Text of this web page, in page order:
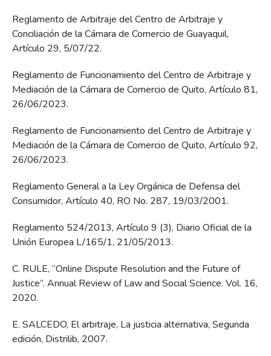
Reglamento de Arbitraje del Centro de Arbitraje y
Conciliación de la Cámara de Comercio de Guayaquil,
Artículo 29, 5/07/22.
Reglamento de Funcionamiento del Centro de Arbitraje y
Mediación de la Cámara de Comercio de Quito, Artículo 81,
26/06/2023.
Reglamento de Funcionamiento del Centro de Arbitraje y
Mediación de la Cámara de Comercio de Quito, Artículo 92,
26/06/2023.
Reglamento General a la Ley Orgánica de Defensa del
Consumidor, Artículo 40, RO No. 287, 19/03/2001.
Reglamento 524/2013, Artículo 9 (3), Diario Oficial de la
Unión Europea L/165/1, 21/05/2013.
C. RULE, “Online Dispute Resolution and the Future of
Justice”. Annual Review of Law and Social Science. Vol. 16,
2020.
E. SALCEDO, El arbitraje, La justicia alternativa, Segunda
edición, Distrilib, 2007.